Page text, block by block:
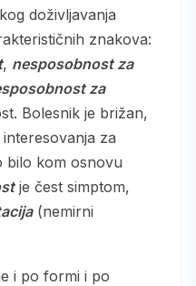
doživljavanja
znakova:
, nesposobnost za
za
Bolesnik je brižan,
za
bilo kom osnovu
je čest simptom,
(nemirni
i po formi i po